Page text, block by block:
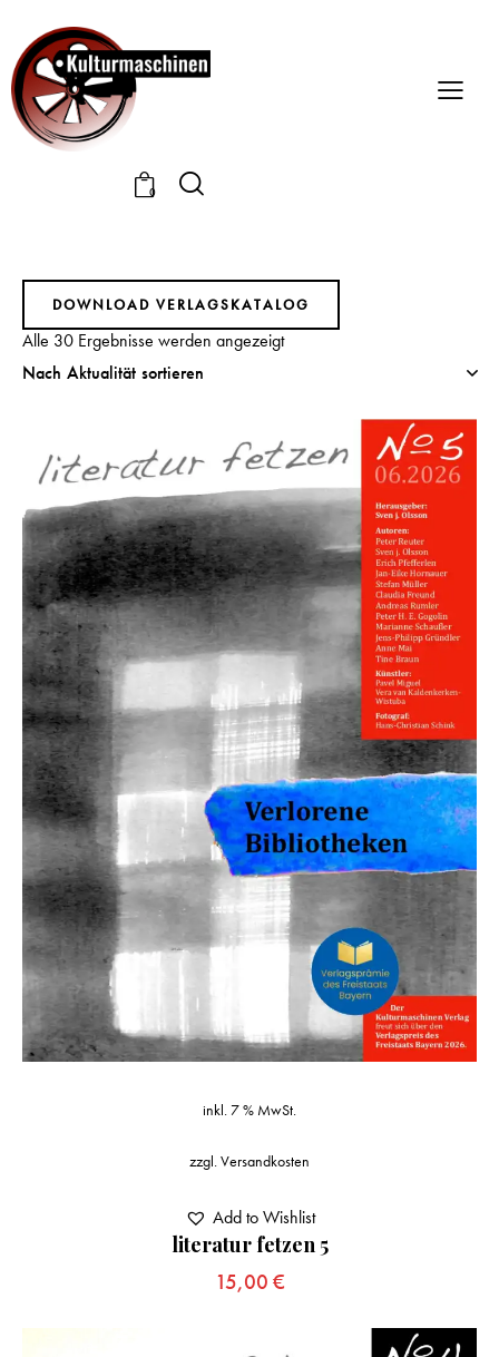
0
DOWNLOAD VERLAGSKATALOG
Alle 30 Ergebnisse werden angezeigt
literatur fetzen 5
15,00 €
inkl. 7 % MwSt.
zzgl.Versandkosten
Add to Wishlist